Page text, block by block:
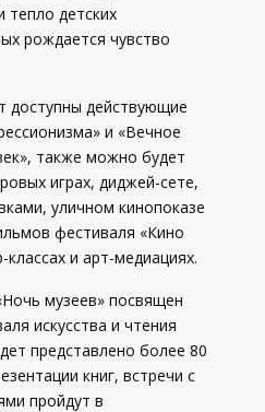
тепло детских
рождается чувство
доступны действующие
и «Вечное
также можно будет
играх, диджей-сете,
уличном кинопоказе
фестиваля «Кино
и арт-медиациях.
музеев» посвящен
искусства и чтения
представлено более 80
книг, встречи с
пройдут в